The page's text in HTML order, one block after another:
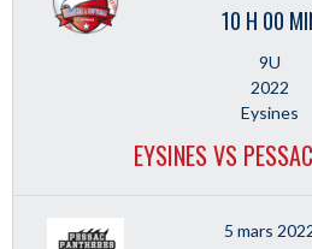
10 H 00
9U
2022
Eysines
EYSINES VS
5 mars